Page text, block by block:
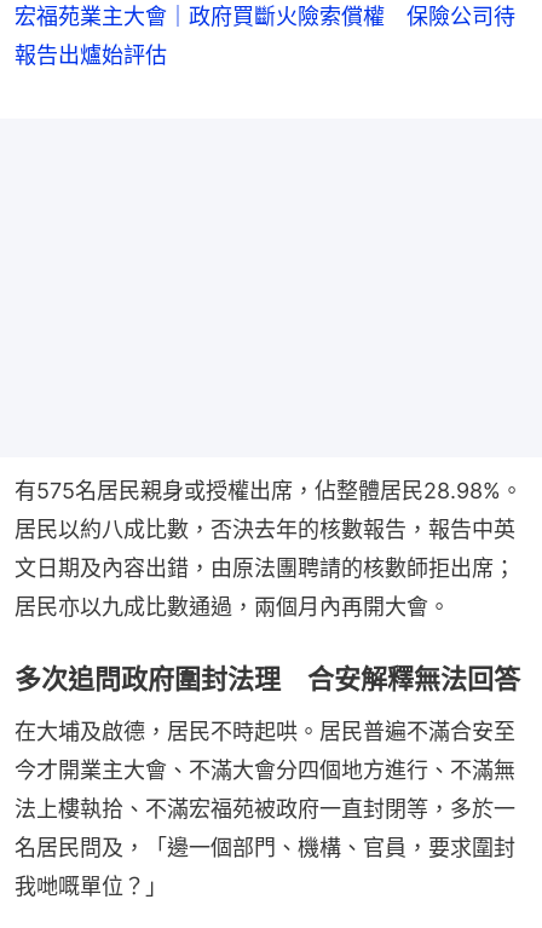
宏福苑業主大會｜政府買斷火險索償權 保險公司待
報告出爐始評估
有575名居民親身或授權出席，佔整體居民28.98%。
居民以約八成比數，否決去年的核數報告，報告中英
文日期及內容出錯，由原法團聘請的核數師拒出席；
居民亦以九成比數通過，兩個月內再開大會。
多次追問政府圍封法理 合安解釋無法回答
在大埔及啟德，居民不時起哄。居民普遍不滿合安至
今才開業主大會、不滿大會分四個地方進行、不滿無
法上樓執拾、不滿宏福苑被政府一直封閉等，多於一
名居民問及，「邊一個部門、機構、官員，要求圍封
我哋嘅單位？」